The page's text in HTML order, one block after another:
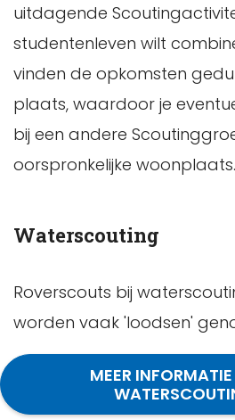
uitdagende
studentenleven wilt
vinden de opkomsten
plaats, waardoor je
bij een andere
oorspronkelijke woonplaats.
Waterscouting
Roverscouts bij
worden vaak 'loodsen'
MEER